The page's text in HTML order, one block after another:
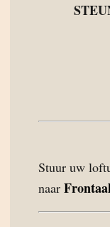
Stuur uw
naar